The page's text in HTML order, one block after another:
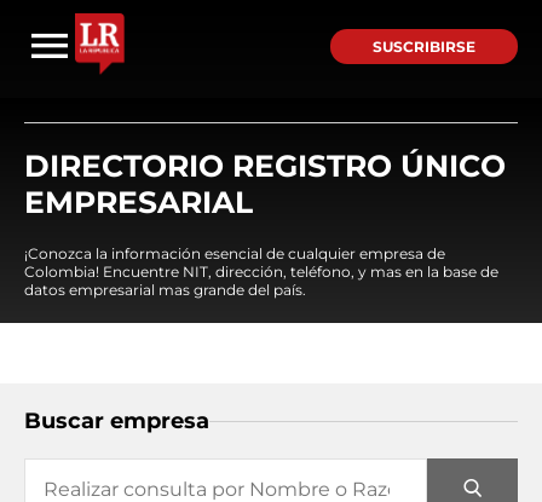
SUSCRIBIRSE
DIRECTORIO REGISTRO ÚNICO
EMPRESARIAL
¡Conozca la información esencial de cualquier empresa de
Colombia! Encuentre NIT, dirección, teléfono, y mas en la base de
datos empresarial mas grande del país.
Buscar empresa